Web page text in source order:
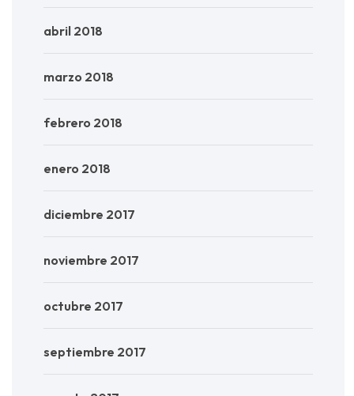
abril 2018
marzo 2018
febrero 2018
enero 2018
diciembre 2017
noviembre 2017
octubre 2017
septiembre 2017